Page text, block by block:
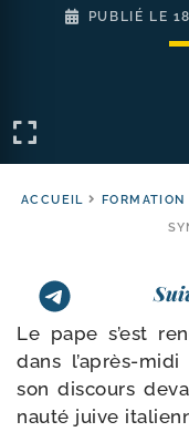
PUBLIÉ LE
ACCUEIL FORMATION
Le pape s’est
dans l’après-
son dis­cours
nau­té juive